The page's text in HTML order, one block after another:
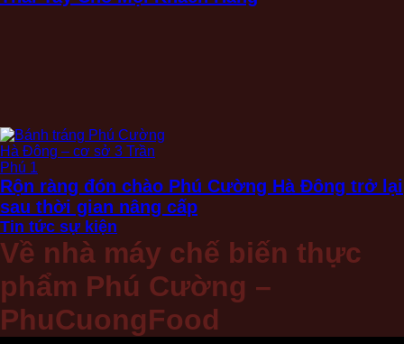
Rộn ràng đón chào Phú Cường Hà Đông trở lại
sau thời gian nâng cấp
Tin tức sự kiện
Về nhà máy chế biến thực
phẩm Phú Cường –
PhuCuongFood